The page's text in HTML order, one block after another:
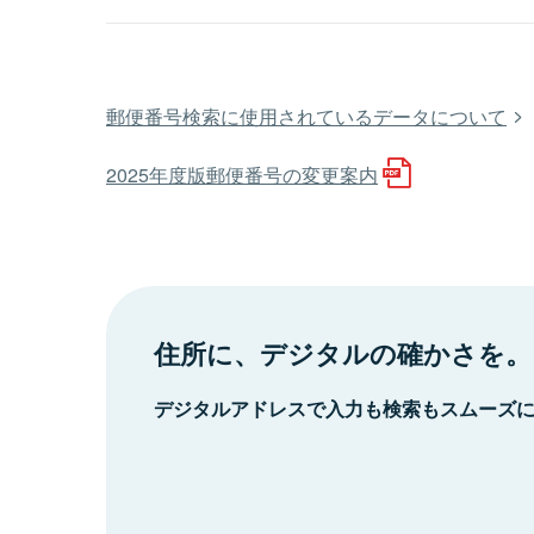
郵便番号検索に使用されているデータについて
2025年度版郵便番号の変更案内
住所に、デジタルの確かさを。
デジタルアドレスで入力も検索もスムーズ